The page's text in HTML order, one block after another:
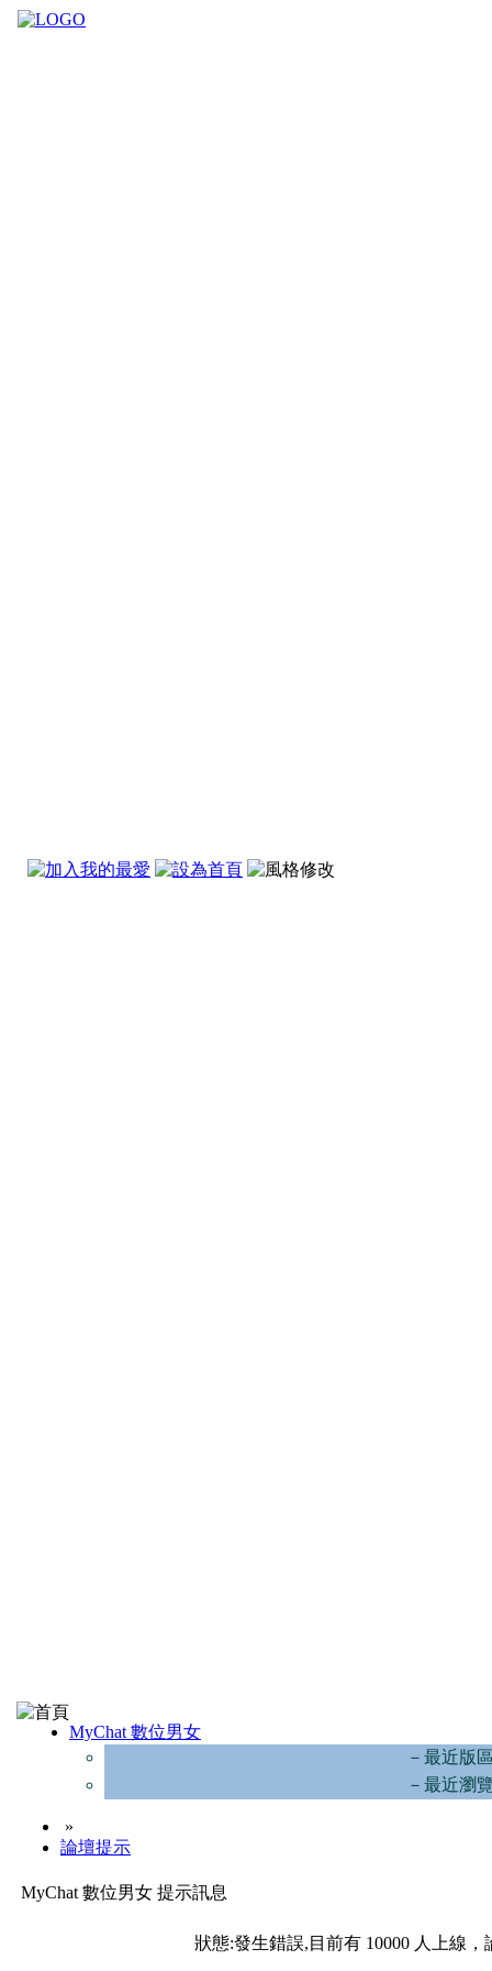
MyChat 數位男女
－最近版
－最近瀏
»
論壇提示
MyChat 數位男女 提示訊息
狀態:發生錯誤,目前有 10000 人上線